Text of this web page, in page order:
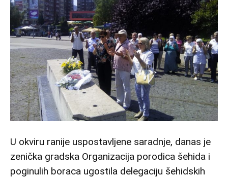
U okviru ranije uspostavljene saradnje, danas je
zenička gradska Organizacija porodica šehida i
poginulih boraca ugostila delegaciju šehidskih